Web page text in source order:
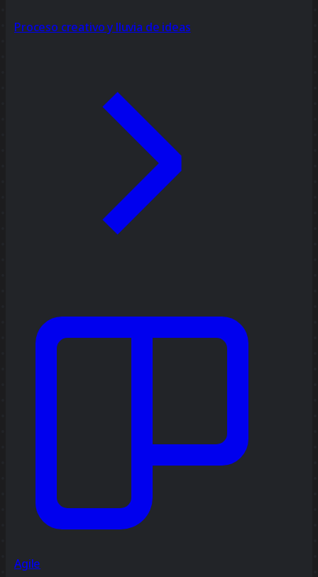
Proceso creativo y lluvia de ideas
Agile